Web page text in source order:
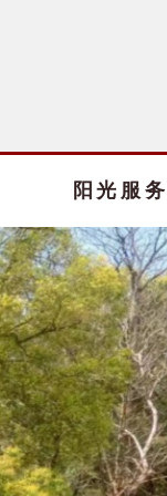
阳光服务